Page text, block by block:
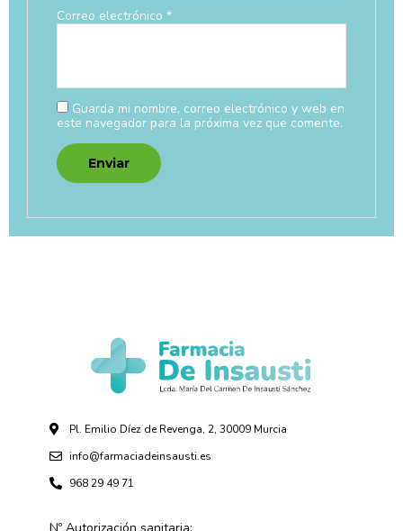
Correo electrónico *
Guarda mi nombre, correo electrónico y web en
este navegador para la próxima vez que comente.
Pl. Emilio Díez de Revenga, 2, 30009 Murcia
info@farmaciadeinsausti.es
968 29 49 71
Nº Autorización sanitaria: